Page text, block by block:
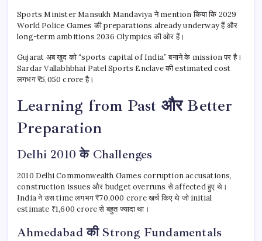
Sports Minister Mansukh Mandaviya ने mention किया कि 2029
World Police Games की preparations already underway हैं और
long-term ambitions 2036 Olympics की ओर हैं।
Gujarat अब खुद को “sports capital of India” बनाने के mission पर है।
Sardar Vallabhbhai Patel Sports Enclave की estimated cost
लगभग ₹5,050 crore है।
Learning from Past और Better
Preparation
Delhi 2010 के Challenges
2010 Delhi Commonwealth Games corruption accusations,
construction issues और budget overruns से affected हुए थे।
India ने उस time लगभग ₹70,000 crore खर्च किए थे जो initial
estimate ₹1,600 crore से बहुत ज्यादा था।
Ahmedabad की Strong Fundamentals